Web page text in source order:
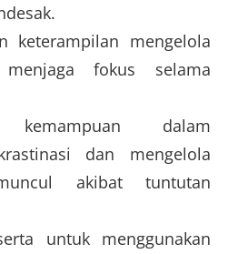
keterampilan mengelola
fokus selama
kemampuan dalam
dan mengelola
akibat tuntutan
untuk menggunakan